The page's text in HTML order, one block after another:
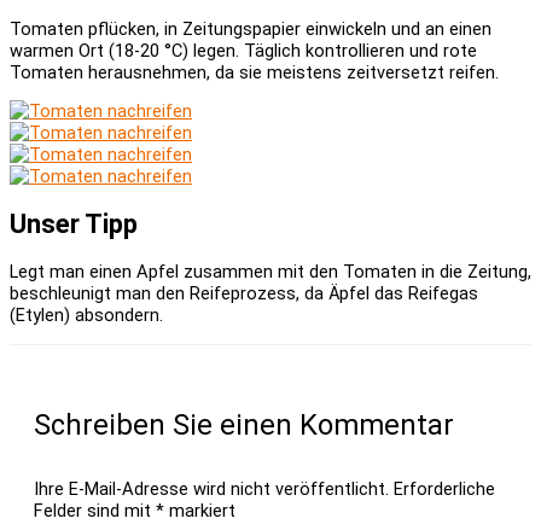
Tomaten pflücken, in Zeitungspapier einwickeln und an einen
warmen Ort (18-20 °C) legen. Täglich kontrollieren und rote
Tomaten herausnehmen, da sie meistens zeitversetzt reifen.
Unser Tipp
Legt man einen Apfel zusammen mit den Tomaten in die Zeitung,
beschleunigt man den Reifeprozess, da Äpfel das Reifegas
(Etylen) absondern.
Schreiben Sie einen Kommentar
Ihre E-Mail-Adresse wird nicht veröffentlicht. Erforderliche
Felder sind mit * markiert